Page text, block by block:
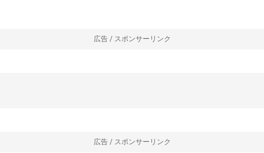
広告 / スポンサーリンク
広告 / スポンサーリンク